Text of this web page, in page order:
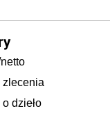
zlecenia
dzieło